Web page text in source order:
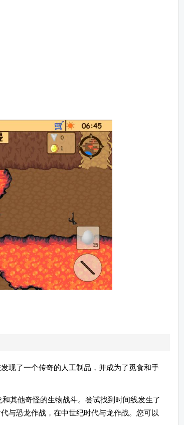
现了一个传奇的人工制品，并成为了觅食和手
其他奇怪的生物战斗。尝试找到时间线发生了
与恐龙作战，在中世纪时代与龙作战。您可以